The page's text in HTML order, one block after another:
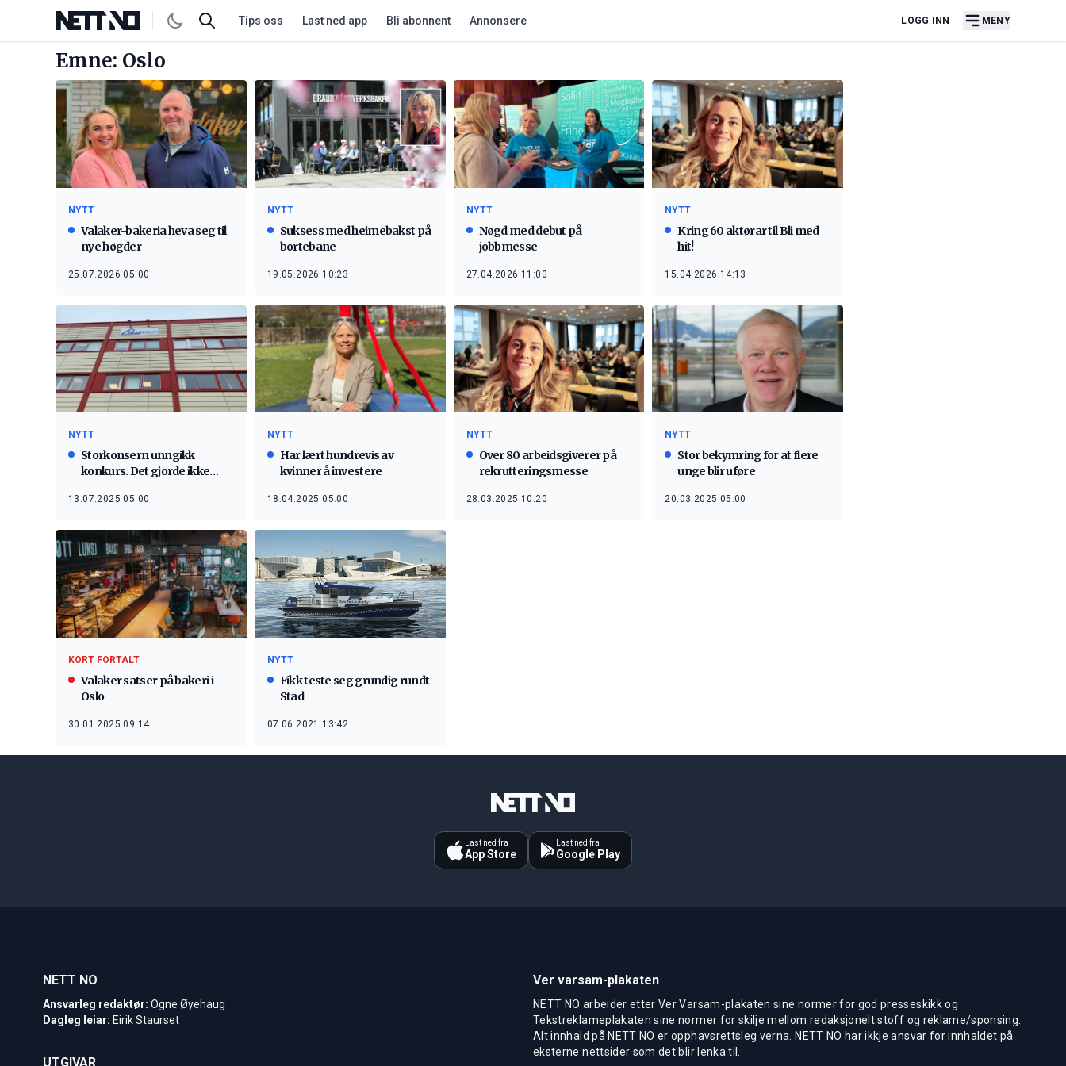
Tips oss Last ned app Bli abonnent Annonsere LOGG INN MENY
Emne: Oslo
NYTT
Valaker-bakeria heva seg til
nye høgder
25.07.2026 05:00
NYTT
Suksess med heimebakst på
bortebane
19.05.2026 10:23
NYTT
Nøgd med debut på
jobbmesse
27.04.2026 11:00
NYTT
Kring 60 aktørar til Bli med
hit!
15.04.2026 14:13
NYTT
Storkonsern unngikk
konkurs. Det gjorde ikke
13.07.2025 05:00
NYTT
Har lært hundrevis av
kvinner å investere
18.04.2025 05:00
NYTT
Over 80 arbeidsgiverer på
rekrutteringsmesse
28.03.2025 10:20
NYTT
Stor bekymring for at flere
unge blir uføre
20.03.2025 05:00
KORT FORTALT
Valaker satser på bakeri i
Oslo
30.01.2025 09:14
NYTT
Fikk teste seg grundig rundt
Stad
07.06.2021 13:42
Last ned fra
App Store
Last ned fra
Google Play
NETT NO
Ansvarleg redaktør: Ogne Øyehaug
Dagleg leiar: Eirik Staurset
UTGIVAR
Ver varsam-plakaten
NETT NO arbeider etter Ver Varsam-plakaten sine normer for god presseskikk og
Tekstreklameplakaten sine normer for skilje mellom redaksjonelt stoff og reklame/sponsing.
Alt innhald på NETT NO er opphavsrettsleg verna. NETT NO har ikkje ansvar for innhaldet på
eksterne nettsider som det blir lenka til.